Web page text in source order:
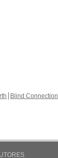
Blind Connection